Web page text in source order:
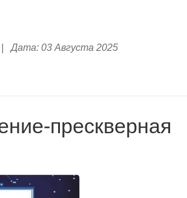
Дата: 03 Августа 2025
прескверная